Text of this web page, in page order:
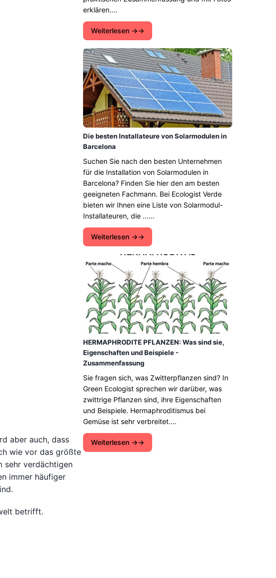
aber auch, dass
wie vor das größte
sehr verdächtigen
immer häufiger
betrifft.
erklären....
Weiterlesen →
Die besten Installateure von Solarmodulen in
Barcelona
Suchen Sie nach den besten Unternehmen
für die Installation von Solarmodulen in
Barcelona? Finden Sie hier den am besten
geeigneten Fachmann. Bei Ecologist Verde
bieten wir Ihnen eine Liste von Solarmodul-
Installateuren, die ......
Weiterlesen →
HERMAPHRODITE PFLANZEN: Was sind sie,
Eigenschaften und Beispiele -
Zusammenfassung
Sie fragen sich, was Zwitterpflanzen sind? In
Green Ecologist sprechen wir darüber, was
zwittrige Pflanzen sind, ihre Eigenschaften
und Beispiele. Hermaphroditismus bei
Gemüse ist sehr verbreitet....
Weiterlesen →